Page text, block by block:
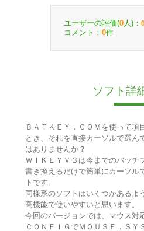
ユーザーの評価(0 人)：
コメント： 0件
ソフト詳
ＢＡＴＫＥＹ．ＣＯＭを使って項
とき、それを直接カーソルで選ん
はありませんか？
ＷＩＫＥＹＶ３は今までのバッチ
書き換えるだけで簡単にカーソル
トです。
同様系のソフトはいくつかあるよ
高機能で使いやすいと思います。
今回のバージョンでは、マウス対
ＣＯＮＦＩＧでＭＯＵＳＥ．ＳＹ